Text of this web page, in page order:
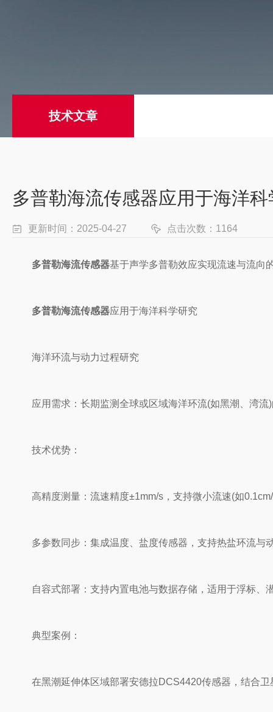
技术文章
多普勒海流传感器应用于海洋
更新时间：2025-04-27 点击次数：1164
多普勒海流传感器基于声学多普勒效应实现流速与流向
多普勒海流传感器应用于海洋科学研究
海洋环流与动力过程研究
应用需求：长期监测全球或区域海洋环流(如黑潮、湾流)
技术优势：
高精度测量：流速精度±1mm/s，支持微小流速(如
多参数同步：集成温度、盐度传感器，支持热盐环流与
自容式部署：支持内置电池与数据存储，适用于浮标、
典型案例：
在黑潮延伸体区域部署安德拉DCS4420传感器，结合卫